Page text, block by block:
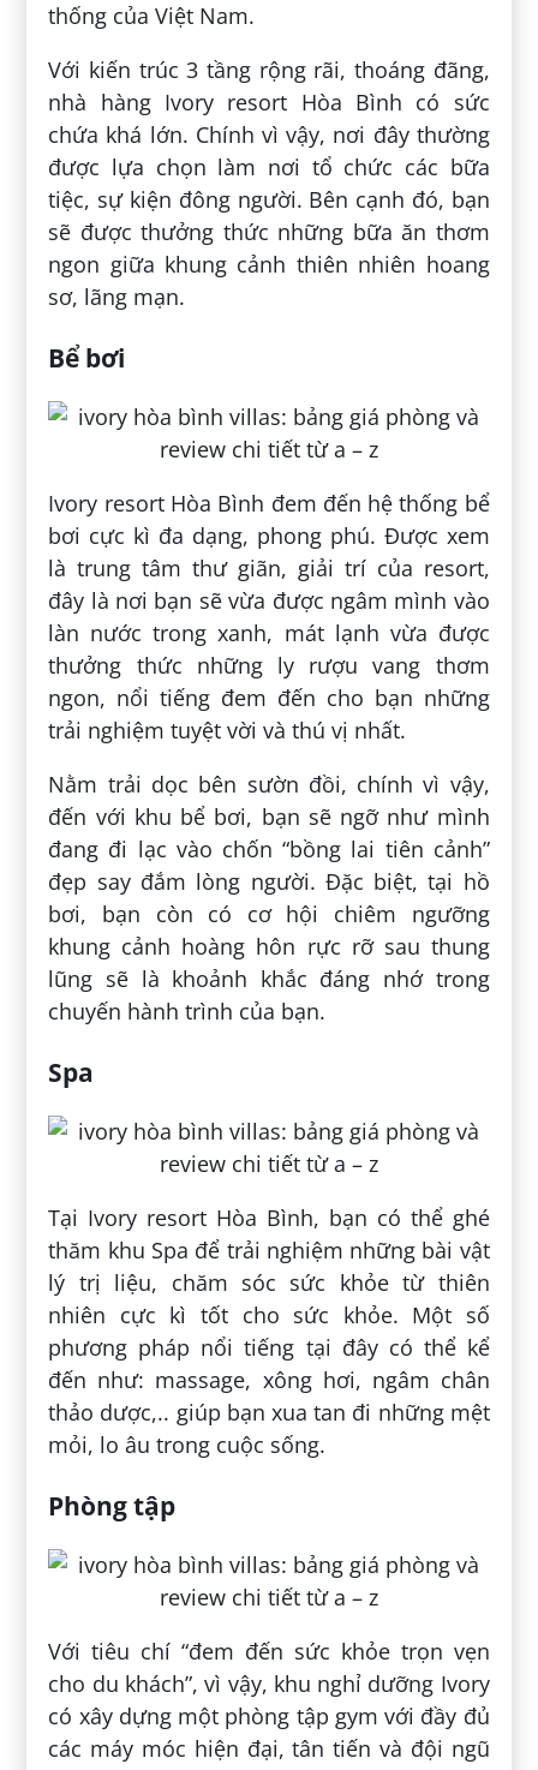
thống của Việt Nam.
Với kiến trúc 3 tầng rộng rãi, thoáng đãng,
nhà hàng Ivory resort Hòa Bình có sức
chứa khá lớn. Chính vì vậy, nơi đây thường
được lựa chọn làm nơi tổ chức các bữa
tiệc, sự kiện đông người. Bên cạnh đó, bạn
sẽ được thưởng thức những bữa ăn thơm
ngon giữa khung cảnh thiên nhiên hoang
sơ, lãng mạn.
Bể bơi
Ivory resort Hòa Bình đem đến hệ thống bể
bơi cực kì đa dạng, phong phú. Được xem
là trung tâm thư giãn, giải trí của resort,
đây là nơi bạn sẽ vừa được ngâm mình vào
làn nước trong xanh, mát lạnh vừa được
thưởng thức những ly rượu vang thơm
ngon, nổi tiếng đem đến cho bạn những
trải nghiệm tuyệt vời và thú vị nhất.
Nằm trải dọc bên sườn đồi, chính vì vậy,
đến với khu bể bơi, bạn sẽ ngỡ như mình
đang đi lạc vào chốn “bồng lai tiên cảnh”
đẹp say đắm lòng người. Đặc biệt, tại hồ
bơi, bạn còn có cơ hội chiêm ngưỡng
khung cảnh hoàng hôn rực rỡ sau thung
lũng sẽ là khoảnh khắc đáng nhớ trong
chuyến hành trình của bạn.
Spa
Tại Ivory resort Hòa Bình, bạn có thể ghé
thăm khu Spa để trải nghiệm những bài vật
lý trị liệu, chăm sóc sức khỏe từ thiên
nhiên cực kì tốt cho sức khỏe. Một số
phương pháp nổi tiếng tại đây có thể kể
đến như: massage, xông hơi, ngâm chân
thảo dược,.. giúp bạn xua tan đi những mệt
mỏi, lo âu trong cuộc sống.
Phòng tập
Với tiêu chí “đem đến sức khỏe trọn vẹn
cho du khách”, vì vậy, khu nghỉ dưỡng Ivory
có xây dựng một phòng tập gym với đầy đủ
các máy móc hiện đại, tân tiến và đội ngũ